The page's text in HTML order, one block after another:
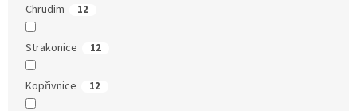
Chrudim 12
Strakonice 12
Kopřivnice 12